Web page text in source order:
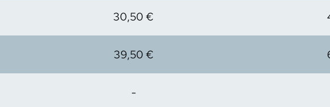
30,50 €
39,50 €
-